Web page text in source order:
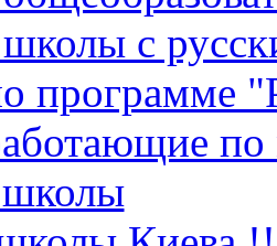
с
программе
по